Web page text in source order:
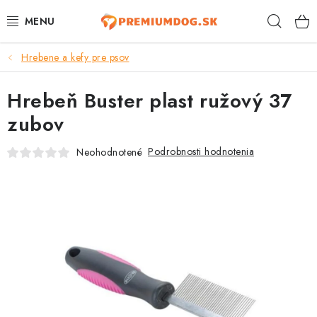
na
TOP 100 PRODUKTOV
NOVINKY
AKCIE
Hrebene a kefy pre psov
Hrebeň Buster plast ružový 37
zubov
Neohodnotené Podrobnosti hodnotenia